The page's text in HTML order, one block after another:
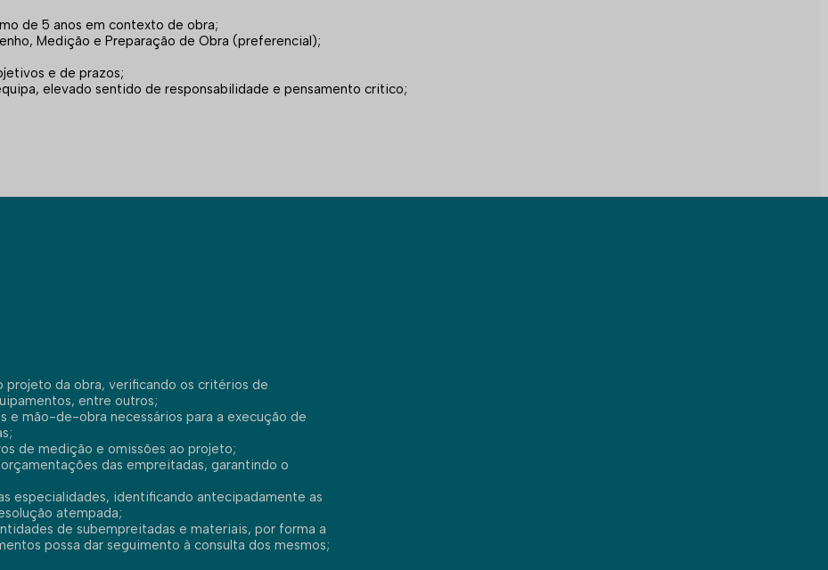
de 5 anos em contexto de obra;
Medição e Preparação de Obra (preferencial);
e de prazos;
elevado sentido de responsabilidade e pensamento critico;
projeto da obra, verificando os critérios de
entre outros;
e mão-de-obra necessários para a execução de
de medição e omissões ao projeto;
das empreitadas, garantindo o
especialidades, identificando antecipadamente as
atempada;
de subempreitadas e materiais, por forma a
possa dar seguimento à consulta dos mesmos;